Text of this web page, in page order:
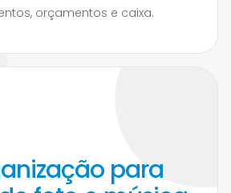
orçamentos e caixa.
para